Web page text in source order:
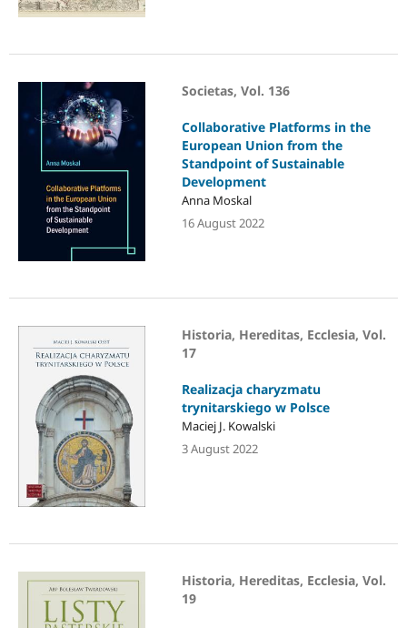
Societas, Vol. 136
Collaborative Platforms in the
European Union from the
Standpoint of Sustainable
Development
Anna Moskal
16 August 2022
Historia, Hereditas, Ecclesia, Vol.
17
Realizacja charyzmatu
trynitarskiego w Polsce
Maciej J. Kowalski
3 August 2022
Historia, Hereditas, Ecclesia, Vol.
19